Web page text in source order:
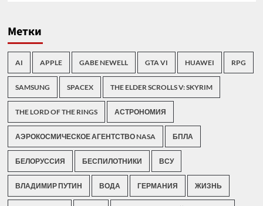
Метки
AI APPLE GABE NEWELL GTA VI HUAWEI RPG
SAMSUNG SPACEX THE ELDER SCROLLS V: SKYRIM
THE LORD OF THE RINGS АСТРОНОМИЯ
АЭРОКОСМИЧЕСКОЕ АГЕНТСТВО NASA БПЛА
БЕЛОРУССИЯ БЕСПИЛОТНИКИ ВСУ
ВЛАДИМИР ПУТИН ВОДА ГЕРМАНИЯ ЖИЗНЬ